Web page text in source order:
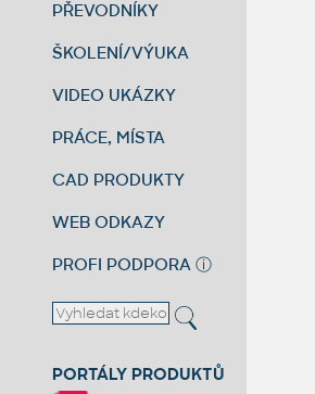
PŘEVODNÍKY
ŠKOLENÍ/VÝUKA
VIDEO UKÁZKY
PRÁCE, MÍSTA
CAD PRODUKTY
WEB ODKAZY
PROFI PODPORA ⓘ
PORTÁLY PRODUKTŮ